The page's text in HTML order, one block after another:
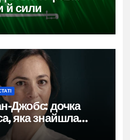
й сили
Джобс: дочка
яка знайшла